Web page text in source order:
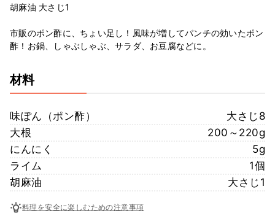
胡麻油 大さじ1
市販のポン酢に、ちょい足し！風味が増してパンチの効いたポン
酢！お鍋、しゃぶしゃぶ、サラダ、お豆腐などに。
材料
味ぽん（ポン酢）
大さじ8
大根
200～220g
にんにく
5g
ライム
1個
胡麻油
大さじ1
料理を安全に楽しむための注意事項